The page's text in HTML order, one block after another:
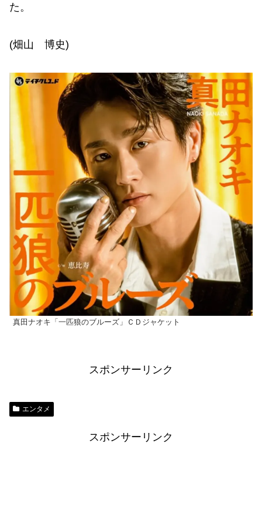
た。
(畑山 博史)
真田ナオキ「一匹狼のブルーズ」ＣＤジャケット
スポンサーリンク
エンタメ
スポンサーリンク